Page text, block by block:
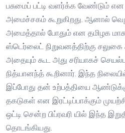
பசுமைப் பட்டி வளர்க்க வேண்டும் என
அமைச்சகம் கூறுகிறது. ஆனால்
அமைத்தால் போதும் என தமிழக
ஸ்டெர்லைட் நிறுவனத்திற்கு
அதையும் கூட அது சரியாகச்
நித்யானந்த் கூறினார். இந்த
இப்போது தன் உற்பத்தியை
தகடுகள் என இரட்டிப்பாக்கும்
ஒட்டி சென்ற பிப்ரவரி யில் இந்த
தொடங்கியது.